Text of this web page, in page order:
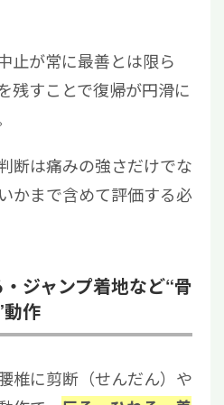
止が常に最善とは限ら
残すことで復帰が円滑に
断は痛みの強さだけでな
かまで含めて評価する必
ジャンプ着地など“骨
作
椎に剪断（せんだん）や